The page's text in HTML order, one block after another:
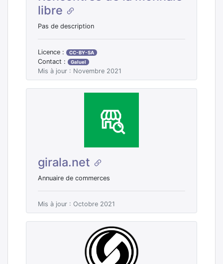
libre
Pas de description
Licence : CC-BY-SA
Contact : Galuel
Mis à jour : Novembre 2021
girala.net
Annuaire de commerces
Mis à jour : Octobre 2021